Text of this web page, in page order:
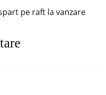
pe raft la vanzare